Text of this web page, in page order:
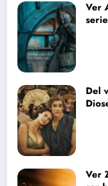
Ver
Del
Ver